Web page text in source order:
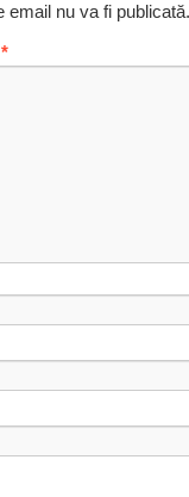
email nu va fi publicată.
*